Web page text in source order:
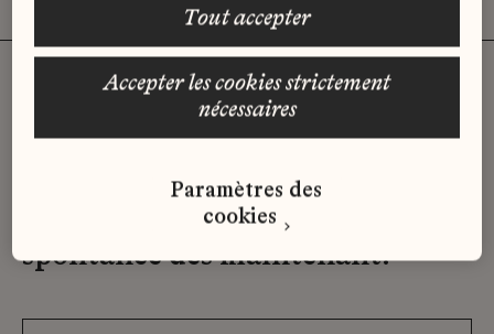
Vous n'avez pas trouvé d'offre
qui correspond à votre profil ?
Envoyez-nous votre candidature
spontanée dès maintenant.
accepter les cookies strictement
nécessaires
tout accepter
Paramètres des
cookies